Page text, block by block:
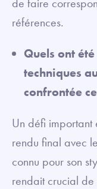
références.
Quels ont
techniques
confrontée
Un défi
rendu final avec
connu pour son
rendait crucial de